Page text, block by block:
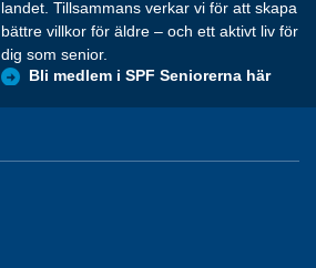
landet. Tillsammans verkar vi för att skapa
bättre villkor för äldre – och ett aktivt liv för
dig som senior.
Bli medlem i SPF Seniorerna här